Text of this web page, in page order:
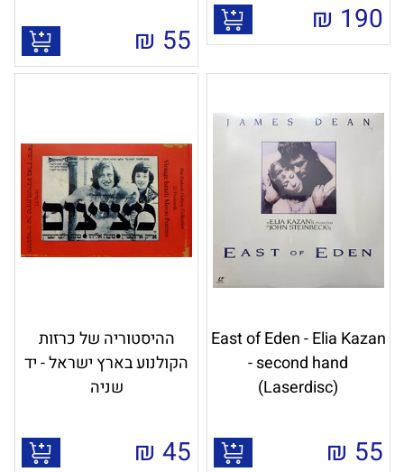
190
₪
55
₪
East of Eden - Elia Kazan
- second hand
(Laserdisc)
55
₪
ההיסטוריה של כרזות
הקולנוע בארץ ישראל - יד
שניה
45
₪